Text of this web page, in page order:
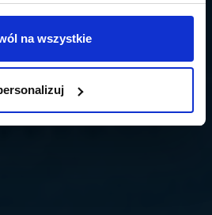
na wszystkie